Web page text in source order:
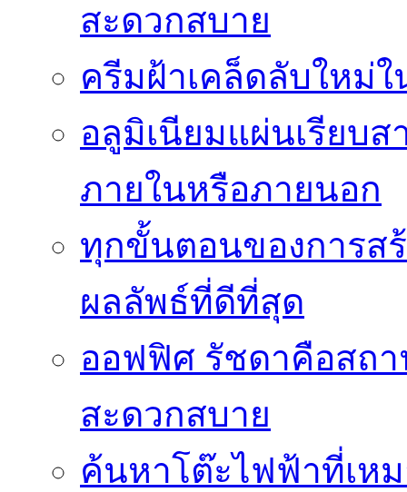
สะดวกสบาย
ครีมฝ้าเคล็ดลับใหม่
อลูมิเนียมแผ่นเรียบส
ภายในหรือภายนอก
ทุกขั้นตอนของการส
ผลลัพธ์ที่ดีที่สุด
ออฟฟิศ รัชดาคือสถ
สะดวกสบาย
ค้นหาโต๊ะไฟฟ้าที่เห